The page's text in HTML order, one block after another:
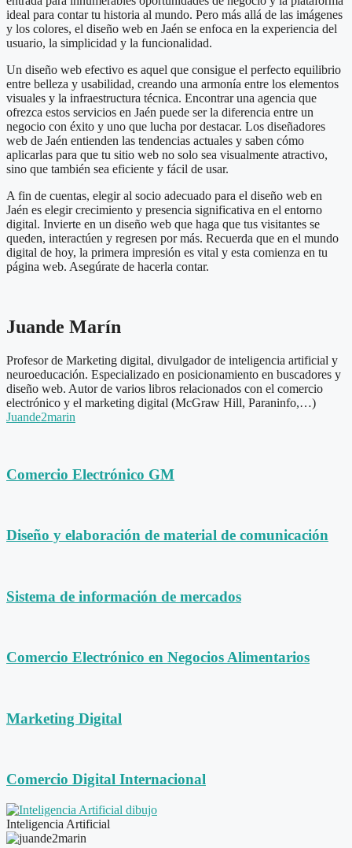
ideal para contar tu historia al mundo. Pero más allá de las imágenes
y los colores, el diseño web en Jaén se enfoca en la experiencia del
usuario, la simplicidad y la funcionalidad.
Un diseño web efectivo es aquel que consigue el perfecto equilibrio
entre belleza y usabilidad, creando una armonía entre los elementos
visuales y la infraestructura técnica. Encontrar una agencia que
ofrezca estos servicios en Jaén puede ser la diferencia entre un
negocio con éxito y uno que lucha por destacar. Los diseñadores
web de Jaén entienden las tendencias actuales y saben cómo
aplicarlas para que tu sitio web no solo sea visualmente atractivo,
sino que también sea eficiente y fácil de usar.
A fin de cuentas, elegir al socio adecuado para el diseño web en
Jaén es elegir crecimiento y presencia significativa en el entorno
digital. Invierte en un diseño web que haga que tus visitantes se
queden, interactúen y regresen por más. Recuerda que en el mundo
digital de hoy, la primera impresión es vital y esta comienza en tu
página web. Asegúrate de hacerla contar.
Juande Marín
Profesor de Marketing digital, divulgador de inteligencia artificial y
neuroeducación. Especializado en posicionamiento en buscadores y
diseño web. Autor de varios libros relacionados con el comercio
electrónico y el marketing digital (McGraw Hill, Paraninfo,…)
Juande2marin
Comercio Electrónico GM
Diseño y elaboración de material de comunicación
Sistema de información de mercados
Comercio Electrónico en Negocios Alimentarios
Marketing Digital
Comercio Digital Internacional
Inteligencia Artificial